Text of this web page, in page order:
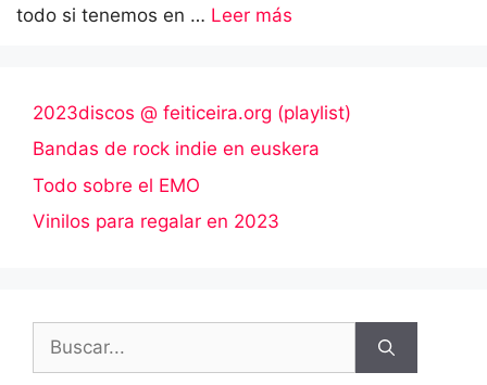
todo si tenemos en … Leer más
2023discos @ feiticeira.org (playlist)
Bandas de rock indie en euskera
Todo sobre el EMO
Vinilos para regalar en 2023
Buscar: